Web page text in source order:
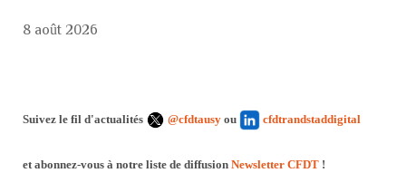
8 août 2026
Suivez le fil d'actualités @cfdtausy ou cfdtrandstaddigital
et abonnez-vous à notre liste de diffusion Newsletter CFDT !